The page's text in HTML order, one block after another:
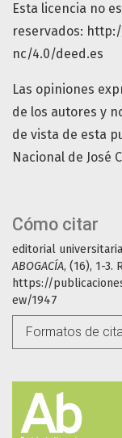
Cómo citar
editorial
ABOGACÍA, (16), 1-3.
https://
ew/1947
Formatos de
Esta licencia no
reservados:
nc/4.0/deed.es
Las opiniones
de los autores y
de vista de esta
Nacional de José